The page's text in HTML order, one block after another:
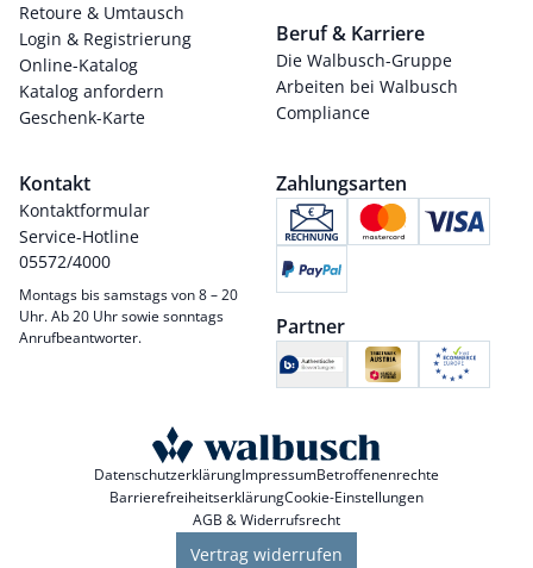
Retoure & Umtausch
Login & Registrierung
Online-Katalog
Katalog anfordern
Geschenk-Karte
Beruf & Karriere
Die Walbusch-Gruppe
Arbeiten bei Walbusch
Compliance
Kontakt
Kontaktformular
Service-Hotline
05572/4000
Montags bis samstags von 8 – 20
Uhr. Ab 20 Uhr sowie sonntags
Anrufbeantworter.
Zahlungsarten
Partner
DatenschutzerklärungImpressumBetroffenenrechte
BarrierefreiheitserklärungCookie-Einstellungen
AGB & Widerrufsrecht
Vertrag widerrufen